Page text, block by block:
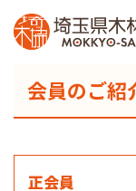
会員のご紹
正会員